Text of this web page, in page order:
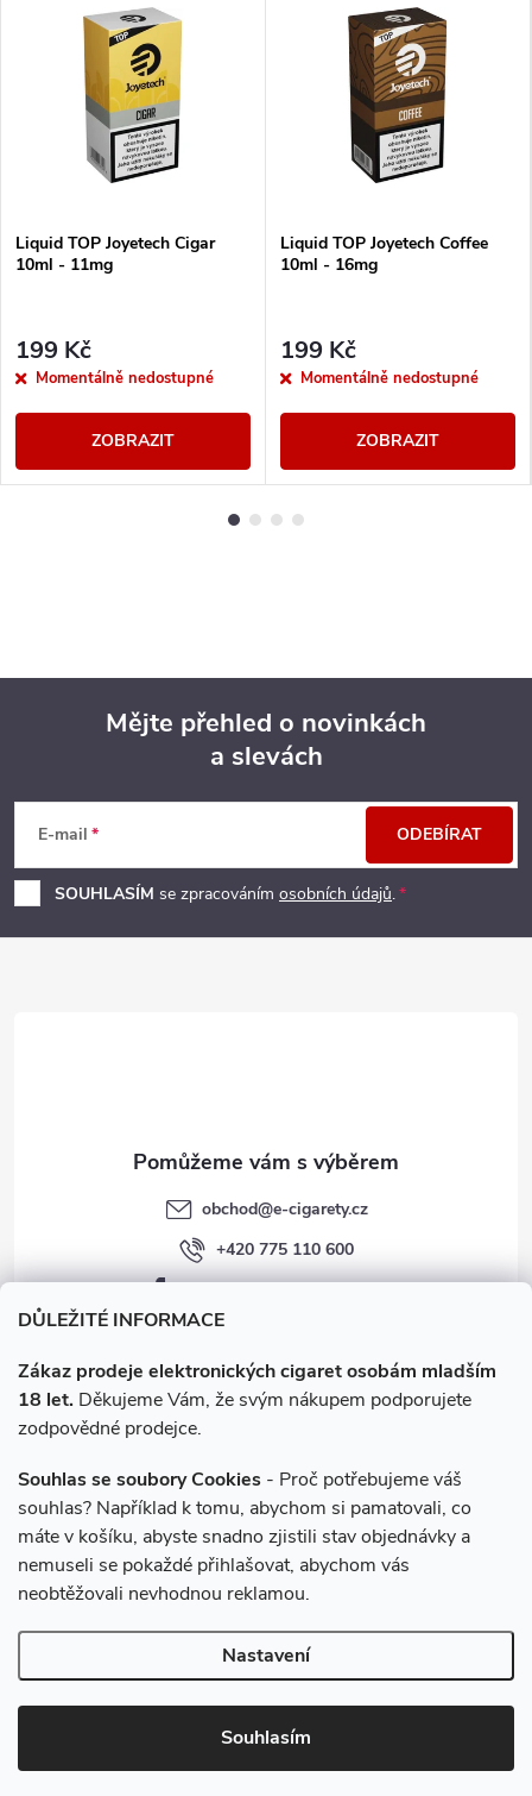
DŮLEŽITÉ INFORMACE
Zákaz prodeje elektronických cigaret osobám mladším
18 let. Děkujeme Vám, že svým nákupem podporujete
zodpovědné prodejce.
Souhlas se soubory Cookies - Proč potřebujeme váš
souhlas? Například k tomu, abychom si pamatovali, co
máte v košíku, abyste snadno zjistili stav objednávky a
nemuseli se pokaždé přihlašovat, abychom vás
neobtěžovali nevhodnou reklamou.
Nastavení
Souhlasím
Liquid TOP Joyetech Cigar
10ml - 11mg
199 Kč
Momentálně nedostupné
ZOBRAZIT
Liquid TOP Joyetech Coffee
10ml - 16mg
199 Kč
Momentálně nedostupné
ZOBRAZIT
p
a
Mějte přehled o novinkách
a slevách
E-mail
SOUHLASÍM se zpracováním osobních údajů.
ODEBÍRAT
obchod@e-cigarety.cz
+420 775 110 600
facebook.com/e-cigarety.cz
Instagram
Vytvořil Shoptet
e-cigarety.cz. Všechna práva vyhrazena.
nastavení cookies